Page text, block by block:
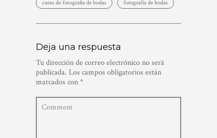
curso de fotografia de bodas fotografía de bodas
Deja una respuesta
Tu dirección de correo electrónico no será
publicada. Los campos obligatorios están
marcados con*